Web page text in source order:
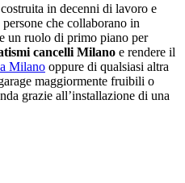
in decenni di lavoro e
che collaborano in
un ruolo di primo piano per
cancelli Milano e rendere il
Milano oppure di qualsiasi altra
maggiormente fruibili o
grazie all’installazione di una